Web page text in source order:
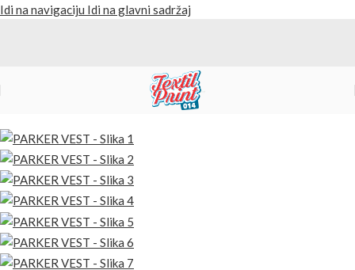
Idi na navigaciju Idi na glavni sadržaj